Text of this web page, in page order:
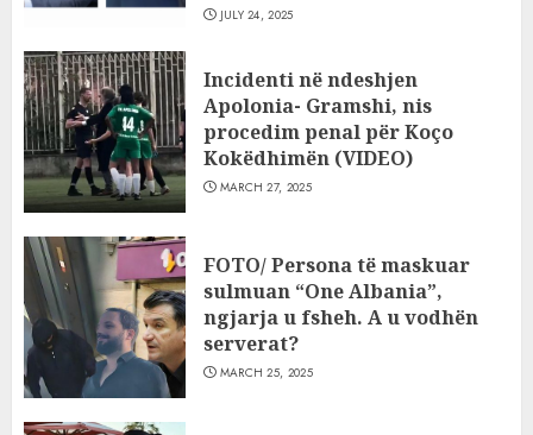
JULY 24, 2025
Incidenti në ndeshjen
Apolonia- Gramshi, nis
procedim penal për Koço
Kokëdhimën (VIDEO)
MARCH 27, 2025
FOTO/ Persona të maskuar
sulmuan “One Albania”,
ngjarja u fsheh. A u vodhën
serverat?
MARCH 25, 2025